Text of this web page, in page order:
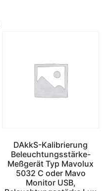
DAkkS-Kalibrierung
Beleuchtungsstärke-
Meßgerät Typ Mavolux
5032 C oder Mavo
Monitor USB,